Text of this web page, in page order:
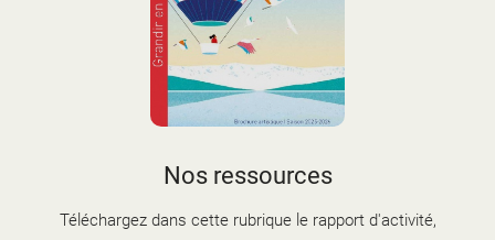
2025-2026.jpg
Nos ressources
Téléchargez dans cette rubrique le rapport d'activité,